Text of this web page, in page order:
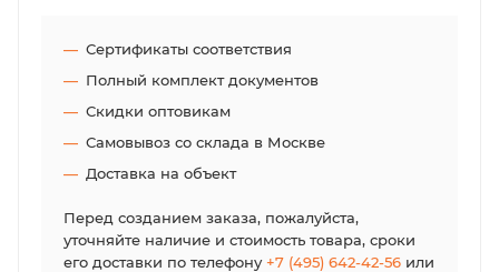
Сертификаты соответствия
Полный комплект документов
Скидки оптовикам
Самовывоз со склада в Москве
Доставка на объект
Перед созданием заказа, пожалуйста,
уточняйте наличие и стоимость товара, сроки
его доставки по телефону+7 (495) 642-42-56 или